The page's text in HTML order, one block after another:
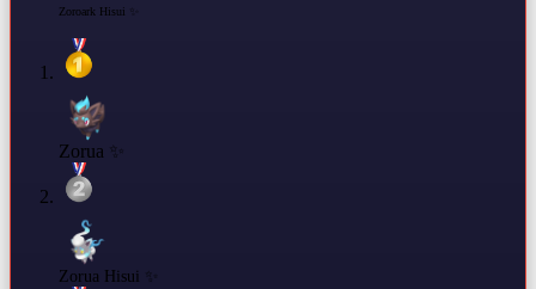
Zoroark Hisui ✨
Zorua ✨
Zorua Hisui ✨